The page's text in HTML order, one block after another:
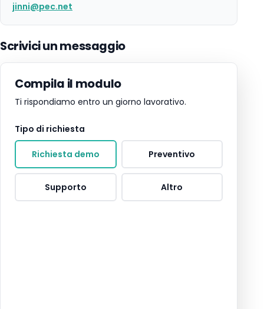
jinni@pec.net
Scrivici un messaggio
Compila il modulo
Ti rispondiamo entro un giorno lavorativo.
Tipo di richiesta
Richiesta demo Preventivo
Supporto Altro